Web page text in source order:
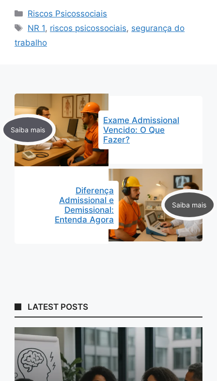
Categorias
Riscos Psicossociais
Tags
NR 1, riscos psicossociais, segurança do
trabalho
Exame Admissional
Vencido: O Que
Fazer?
Diferença
Admissional e
Demissional:
Entenda Agora
LATEST POSTS